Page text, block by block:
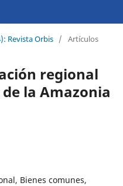
Revista Orbis / Artículos
regional
la Amazonia
Bienes comunes,